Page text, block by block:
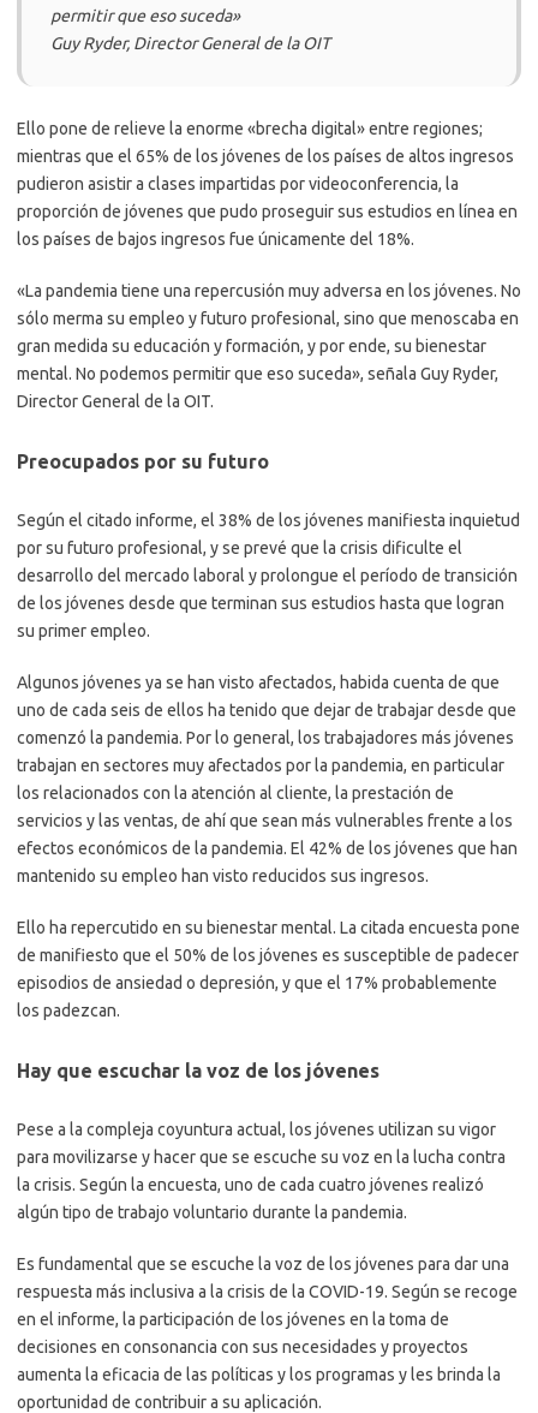
permitir que eso suceda»
Guy Ryder, Director General de la OIT
Ello pone de relieve la enorme «brecha digital» entre regiones;
mientras que el 65% de los jóvenes de los países de altos ingresos
pudieron asistir a clases impartidas por videoconferencia, la
proporción de jóvenes que pudo proseguir sus estudios en línea en
los países de bajos ingresos fue únicamente del 18%.
«La pandemia tiene una repercusión muy adversa en los jóvenes. No
sólo merma su empleo y futuro profesional, sino que menoscaba en
gran medida su educación y formación, y por ende, su bienestar
mental. No podemos permitir que eso suceda», señala Guy Ryder,
Director General de la OIT.
Preocupados por su futuro
Según el citado informe, el 38% de los jóvenes manifiesta inquietud
por su futuro profesional, y se prevé que la crisis dificulte el
desarrollo del mercado laboral y prolongue el período de transición
de los jóvenes desde que terminan sus estudios hasta que logran
su primer empleo.
Algunos jóvenes ya se han visto afectados, habida cuenta de que
uno de cada seis de ellos ha tenido que dejar de trabajar desde que
comenzó la pandemia. Por lo general, los trabajadores más jóvenes
trabajan en sectores muy afectados por la pandemia, en particular
los relacionados con la atención al cliente, la prestación de
servicios y las ventas, de ahí que sean más vulnerables frente a los
efectos económicos de la pandemia. El 42% de los jóvenes que han
mantenido su empleo han visto reducidos sus ingresos.
Ello ha repercutido en su bienestar mental. La citada encuesta pone
de manifiesto que el 50% de los jóvenes es susceptible de padecer
episodios de ansiedad o depresión, y que el 17% probablemente
los padezcan.
Hay que escuchar la voz de los jóvenes
Pese a la compleja coyuntura actual, los jóvenes utilizan su vigor
para movilizarse y hacer que se escuche su voz en la lucha contra
la crisis. Según la encuesta, uno de cada cuatro jóvenes realizó
algún tipo de trabajo voluntario durante la pandemia.
Es fundamental que se escuche la voz de los jóvenes para dar una
respuesta más inclusiva a la crisis de la COVID-19. Según se recoge
en el informe, la participación de los jóvenes en la toma de
decisiones en consonancia con sus necesidades y proyectos
aumenta la eficacia de las políticas y los programas y les brinda la
oportunidad de contribuir a su aplicación.